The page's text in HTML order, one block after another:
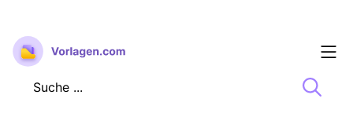
Zum
Inhalt
springen